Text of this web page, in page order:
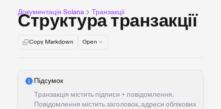
Документація Solana Транзакції
Структура транзакції
Copy Markdown Open
Підсумок
Транзакція містить підписи + повідомлення.
Повідомлення містить заголовок, адреси облікових